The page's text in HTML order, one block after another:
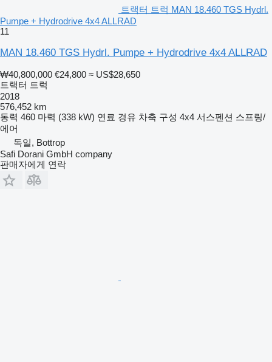
트랙터 트럭 MAN 18.460 TGS Hydrl.
Pumpe + Hydrodrive 4x4 ALLRAD
11
MAN 18.460 TGS Hydrl. Pumpe + Hydrodrive 4x4 ALLRAD
₩40,800,000 €24,800 ≈ US$28,650
트랙터 트럭
2018
576,452 km
동력 460 마력 (338 kW) 연료 경유 차축 구성 4x4 서스펜션 스프링/
에어
독일, Bottrop
Safi Dorani GmbH company
판매자에게 연락